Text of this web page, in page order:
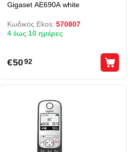
Gigaset AE690A white
Κωδικός Ekos: 570807
4 έως 10 ημέρες
€50 92